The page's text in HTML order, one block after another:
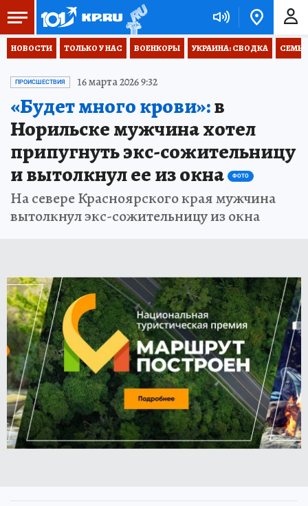
НОВОСТИ ТОЛЬКО У НАС ВОЕНКОРЫ УКРАИНА: СВОДКА
ПРОИСШЕСТВИЯ 16 марта 2026 9:32
«Будет много крови»:в
Норильске мужчина хотел
припугнуть экс-сожительницу
и вытолкнул ее из окна
ФОТО
На севере Красноярского края мужчина
вытолкнул экс-сожительницу из окна